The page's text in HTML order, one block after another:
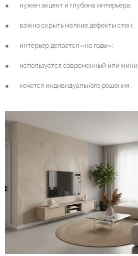
● нужен акцент и глубина интерьера;
● важно скрыть мелкие дефекты стен;
● интерьер делается «на годы»;
● используется современный или
● хочется индивидуального решения.